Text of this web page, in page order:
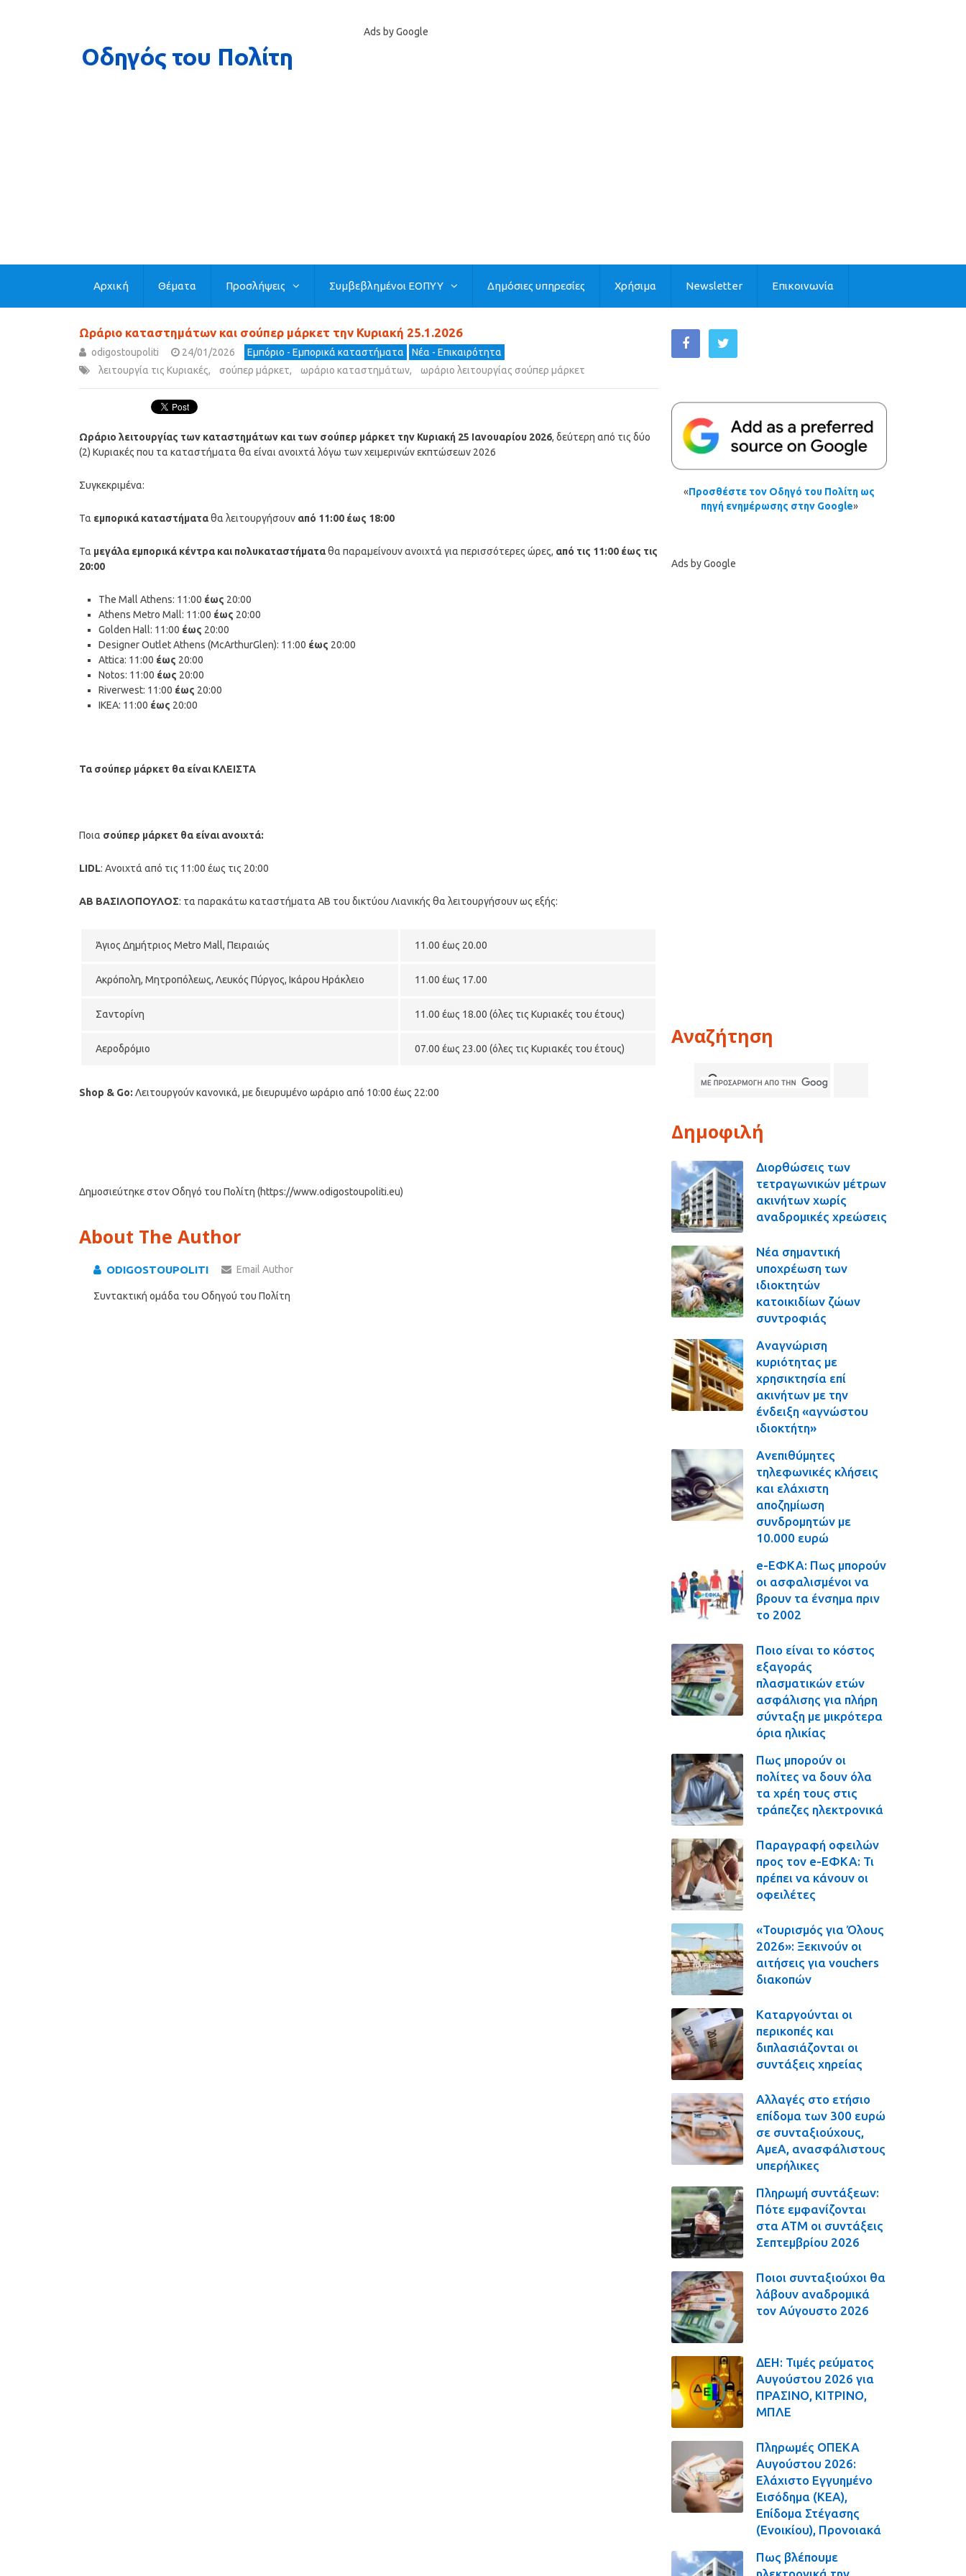
Ads by Google
Αρχική Θέματα Προσλήψεις Συμβεβλημένοι ΕΟΠΥΥ Δημόσιες υπηρεσίες Χρήσιμα Newsletter Επικοινωνία
Ωράριο καταστημάτων και σούπερ μάρκετ την Κυριακή 25.1.2026
odigostoupoliti 24/01/2026 Εμπόριο - Εμπορικά καταστήματα
Νέα - Επικαιρότητα
λειτουργία τις Κυριακές, σούπερ μάρκετ, ωράριο καταστημάτων, ωράριο λειτουργίας σούπερ μάρκετ
Ωράριο λειτουργίας των καταστημάτων και των σούπερ μάρκετ την Κυριακή 25 Ιανουαρίου 2026, δεύτερη από τις δύο
(2) Κυριακές που τα καταστήματα θα είναι ανοιχτά λόγω των χειμερινών εκπτώσεων 2026
Συγκεκριμένα:
Τα εμπορικά καταστήματαθα λειτουργήσουν από 11:00 έως 18:00
Τα μεγάλα εμπορικά κέντρα και πολυκαταστήματαθα παραμείνουν ανοιχτά για περισσότερες ώρες, από τις 11:00 έως τις
20:00
The Mall Athens: 11:00 έως 20:00
Athens Metro Mall: 11:00 έως 20:00
Golden Hall: 11:00 έως 20:00
Designer Outlet Athens (McArthurGlen): 11:00 έως 20:00
Attica: 11:00 έως 20:00
Notos: 11:00 έως 20:00
Riverwest: 11:00 έως 20:00
IKEA: 11:00 έως 20:00
Τα σούπερ μάρκετ θα είναι ΚΛΕΙΣΤΑ
Ποια σούπερ μάρκετ θα είναι ανοιχτά:
LIDL: Ανοιχτά από τις 11:00 έως τις 20:00
ΑΒ ΒΑΣΙΛΟΠΟΥΛΟΣ: τα παρακάτω καταστήματα AB του δικτύου Λιανικής θα λειτουργήσουν ως εξής:
Άγιος Δημήτριος Metro Mall, Πειραιώς 11.00 έως 20.00
Ακρόπολη, Μητροπόλεως, Λευκός Πύργος, Ικάρου Ηράκλειο 11.00 έως 17.00
Σαντορίνη 11.00 έως 18.00 (όλες τις Κυριακές του έτους)
Αεροδρόμιο 07.00 έως 23.00 (όλες τις Κυριακές του έτους)
Shop & Go: Λειτουργούν κανονικά, με διευρυμένο ωράριο από 10:00 έως 22:00
Δημοσιεύτηκε στον Οδηγό του Πολίτη (https://www.odigostoupoliti.eu)
About The Author
ODIGOSTOUPOLITI Email Author
Συντακτική ομάδα του Οδηγού του Πολίτη
«Προσθέστε τον Οδηγό του Πολίτη ως
πηγή ενημέρωσης στην Google»
Ads by Google
Αναζήτηση
Δημοφιλή
Διορθώσεις των
τετραγωνικών μέτρων
ακινήτων χωρίς
αναδρομικές χρεώσεις
Νέα σημαντική
υποχρέωση των
ιδιοκτητών
κατοικιδίων ζώων
συντροφιάς
Αναγνώριση
κυριότητας με
χρησικτησία επί
ακινήτων με την
ένδειξη «αγνώστου
ιδιοκτήτη»
Ανεπιθύμητες
τηλεφωνικές κλήσεις
και ελάχιστη
αποζημίωση
συνδρομητών με
10.000 ευρώ
e-ΕΦΚΑ: Πως μπορούν
οι ασφαλισμένοι να
βρουν τα ένσημα πριν
το 2002
Ποιο είναι το κόστος
εξαγοράς
πλασματικών ετών
ασφάλισης για πλήρη
σύνταξη με μικρότερα
όρια ηλικίας
Πως μπορούν οι
πολίτες να δουν όλα
τα χρέη τους στις
τράπεζες ηλεκτρονικά
Παραγραφή οφειλών
προς τον e-ΕΦΚΑ: Τι
πρέπει να κάνουν οι
οφειλέτες
«Τουρισμός για Όλους
2026»: Ξεκινούν οι
αιτήσεις για vouchers
διακοπών
Καταργούνται οι
περικοπές και
διπλασιάζονται οι
συντάξεις χηρείας
Αλλαγές στο ετήσιο
επίδομα των 300 ευρώ
σε συνταξιούχους,
ΑμεΑ, ανασφάλιστους
υπερήλικες
Πληρωμή συντάξεων:
Πότε εμφανίζονται
στα ΑΤΜ οι συντάξεις
Σεπτεμβρίου 2026
Ποιοι συνταξιούχοι θα
λάβουν αναδρομικά
τον Αύγουστο 2026
ΔΕΗ: Τιμές ρεύματος
Αυγούστου 2026 για
ΠΡΑΣΙΝΟ, ΚΙΤΡΙΝΟ,
ΜΠΛΕ
Πληρωμές ΟΠΕΚΑ
Αυγούστου 2026:
Ελάχιστο Εγγυημένο
Εισόδημα (ΚΕΑ),
Επίδομα Στέγασης
(Ενοικίου), Προνοιακά
Πως βλέπουμε